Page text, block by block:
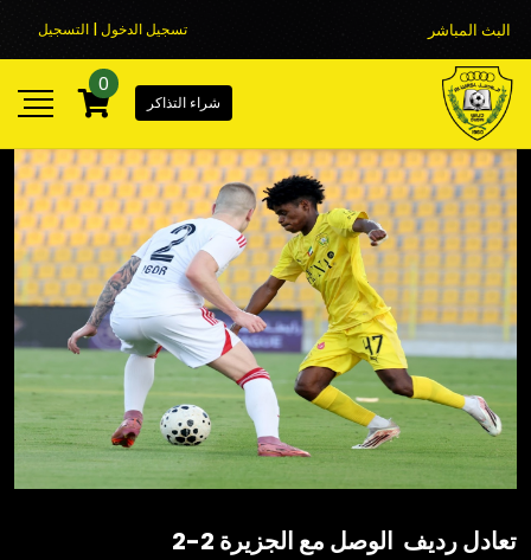
البث المباشر تسجيل الدخول | التسجيل
شراء التذاكر
0
تعادل رديف الوصل مع الجزيرة 2-2